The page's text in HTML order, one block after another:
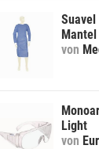
Suavel
von
Light
von